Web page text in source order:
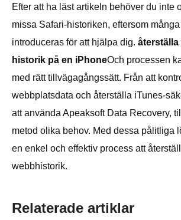
Efter att ha läst artikeln behöver du inte
missa Safari-historiken, eftersom
introduceras för att hjälpa dig. återställa
historik på en iPhoneOch processen
med rätt tillvägagångssätt. Från att
webbplatsdata och återställa iTunes-
att använda Apeaksoft Data Recovery,
metod olika behov. Med dessa pålitliga
en enkel och effektiv process att
webbhistorik.
Relaterade artiklar